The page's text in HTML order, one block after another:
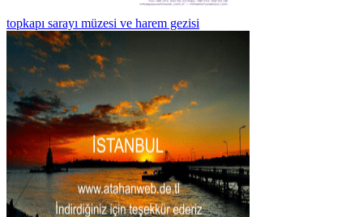
topkapı sarayı müzesi ve harem gezisi